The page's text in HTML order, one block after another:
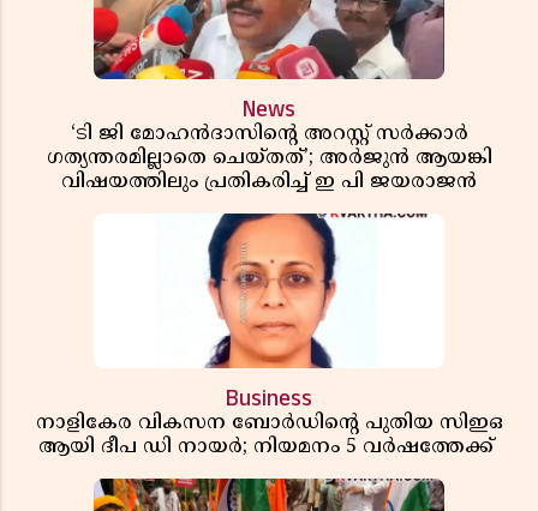
News
‘ടി ജി മോഹൻദാസിൻ്റെ അറസ്റ്റ് സർക്കാർ
ഗത്യന്തരമില്ലാതെ ചെയ്തത്’; അർജുൻ ആയങ്കി
വിഷയത്തിലും പ്രതികരിച്ച് ഇ പി ജയരാജൻ
Business
നാളികേര വികസന ബോർഡിൻ്റെ പുതിയ സിഇഒ
ആയി ദീപ ഡി നായർ; നിയമനം 5 വർഷത്തേക്ക് ​​​​​​​